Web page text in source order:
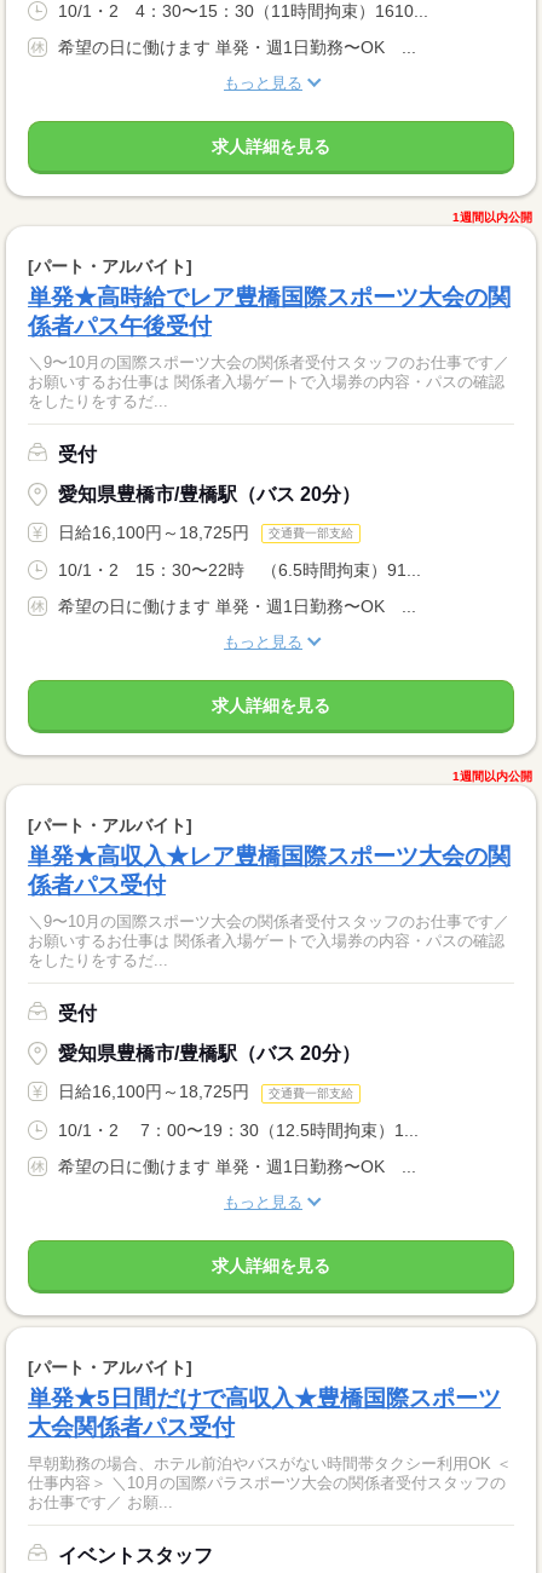
10/1・2 4：30〜15：30（11時間拘束）1610...
希望の日に働けます 単発・週1日勤務〜OK ...
もっと見る
求人詳細を見る
1週間以内公開
[パート・アルバイト]
単発★高時給でレア豊橋国際スポーツ大会の関
係者パス午後受付
＼9〜10月の国際スポーツ大会の関係者受付スタッフのお仕事です／
お願いするお仕事は 関係者入場ゲートで入場券の内容・パスの確認
をしたりをするだ...
受付
愛知県豊橋市/豊橋駅（バス 20分）
日給16,100円～18,725円 交通費一部支給
10/1・2 15：30〜22時 （6.5時間拘束）91...
希望の日に働けます 単発・週1日勤務〜OK ...
もっと見る
求人詳細を見る
1週間以内公開
[パート・アルバイト]
単発★高収入★レア豊橋国際スポーツ大会の関
係者パス受付
＼9〜10月の国際スポーツ大会の関係者受付スタッフのお仕事です／
お願いするお仕事は 関係者入場ゲートで入場券の内容・パスの確認
をしたりをするだ...
受付
愛知県豊橋市/豊橋駅（バス 20分）
日給16,100円～18,725円 交通費一部支給
10/1・2 7：00〜19：30（12.5時間拘束）1...
希望の日に働けます 単発・週1日勤務〜OK ...
もっと見る
求人詳細を見る
[パート・アルバイト]
単発★5日間だけで高収入★豊橋国際スポーツ
大会関係者パス受付
早朝勤務の場合、ホテル前泊やバスがない時間帯タクシー利用OK ＜
仕事内容＞ ＼10月の国際パラスポーツ大会の関係者受付スタッフの
お仕事です／ お願...
イベントスタッフ